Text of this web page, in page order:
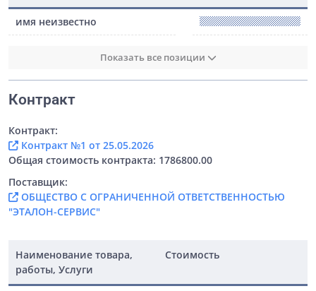
имя неизвестно
Показать все позиции
Контракт
Контракт:
Контракт №1 от 25.05.2026
Общая стоимость контракта: 1786800.00
Поставщик:
ОБЩЕСТВО С ОГРАНИЧЕННОЙ ОТВЕТСТВЕННОСТЬЮ
"ЭТАЛОН-СЕРВИС"
Наименование товара,
работы, Услуги
Стоимость